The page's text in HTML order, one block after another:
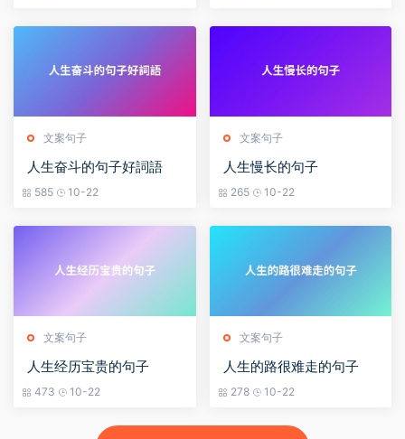
文案句子
人生奋斗的句子好詞語
585 10-22
文案句子
人生慢长的句子
265 10-22
文案句子
人生经历宝贵的句子
473 10-22
文案句子
人生的路很难走的句子
278 10-22